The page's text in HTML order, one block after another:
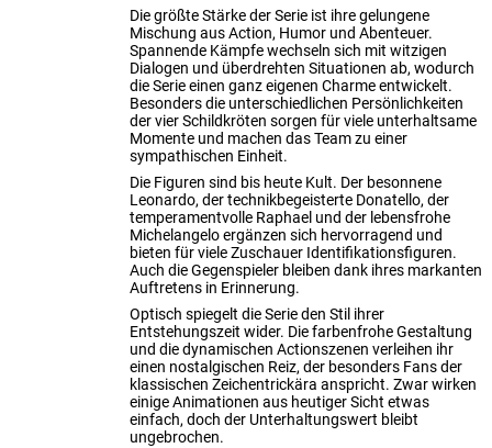
Die größte Stärke der Serie ist ihre gelungene
Mischung aus Action, Humor und Abenteuer.
Spannende Kämpfe wechseln sich mit witzigen
Dialogen und überdrehten Situationen ab, wodurch
die Serie einen ganz eigenen Charme entwickelt.
Besonders die unterschiedlichen Persönlichkeiten
der vier Schildkröten sorgen für viele unterhaltsame
Momente und machen das Team zu einer
sympathischen Einheit.
Die Figuren sind bis heute Kult. Der besonnene
Leonardo, der technikbegeisterte Donatello, der
temperamentvolle Raphael und der lebensfrohe
Michelangelo ergänzen sich hervorragend und
bieten für viele Zuschauer Identifikationsfiguren.
Auch die Gegenspieler bleiben dank ihres markanten
Auftretens in Erinnerung.
Optisch spiegelt die Serie den Stil ihrer
Entstehungszeit wider. Die farbenfrohe Gestaltung
und die dynamischen Actionszenen verleihen ihr
einen nostalgischen Reiz, der besonders Fans der
klassischen Zeichentrickära anspricht. Zwar wirken
einige Animationen aus heutiger Sicht etwas
einfach, doch der Unterhaltungswert bleibt
ungebrochen.